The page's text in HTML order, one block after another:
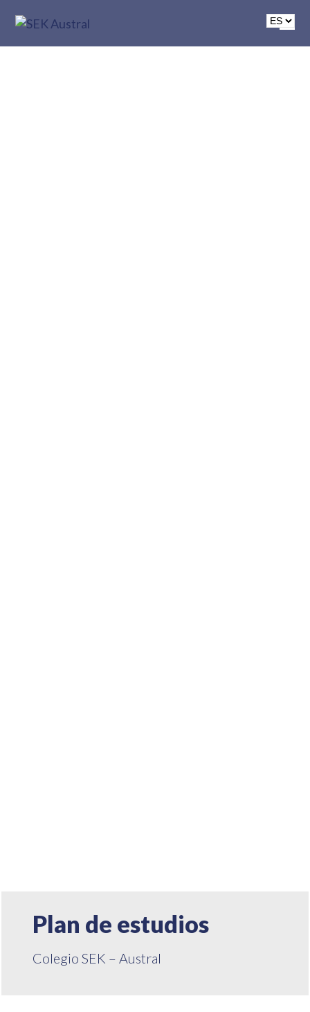
Plan de estudios
Colegio SEK – Austral